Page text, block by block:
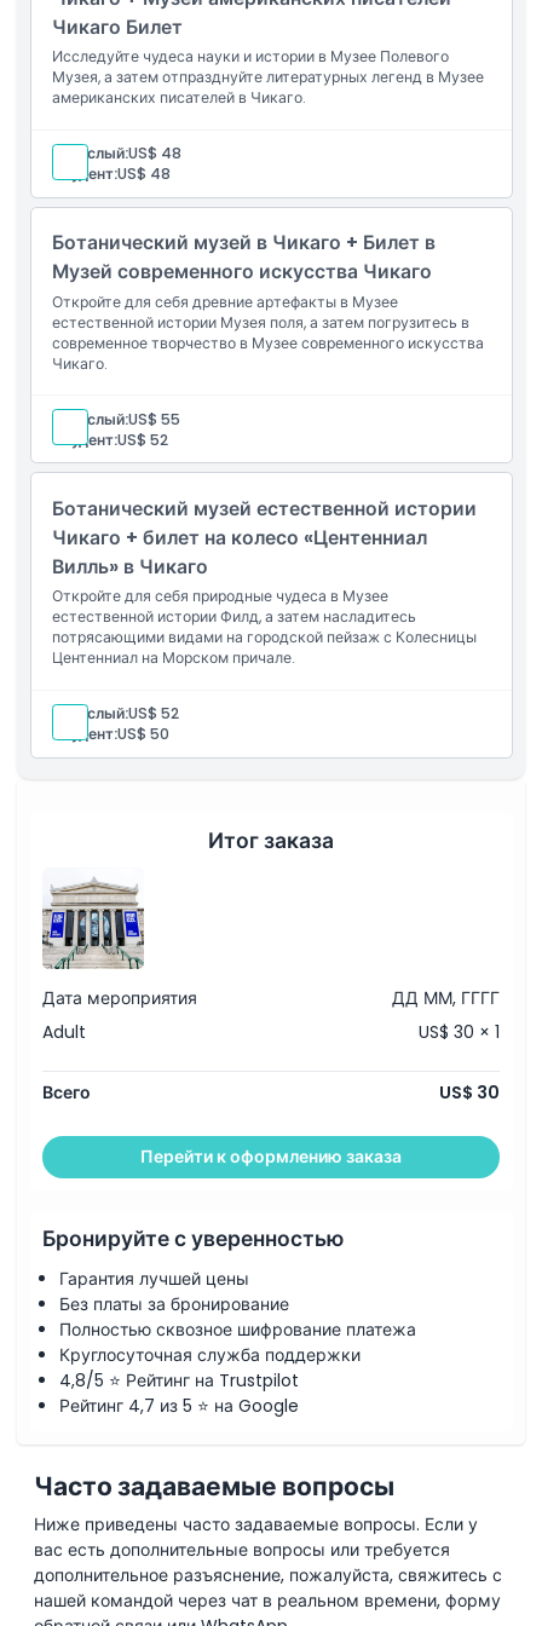
Чикаго Билет
Исследуйте чудеса науки и истории в Музее Полевого
Музея, а затем отпразднуйте литературных легенд в Музее
американских писателей в Чикаго.
Взрослый:US$ 48
Студент:US$ 48
Ботанический музей в Чикаго + Билет в
Музей современного искусства Чикаго
Откройте для себя древние артефакты в Музее
естественной истории Музея поля, а затем погрузитесь в
современное творчество в Музее современного искусства
Чикаго.
Взрослый:US$ 55
Студент:US$ 52
Ботанический музей естественной истории
Чикаго + билет на колесо «Центенниал
Вилль» в Чикаго
Откройте для себя природные чудеса в Музее
естественной истории Филд, а затем насладитесь
потрясающими видами на городской пейзаж с Колесницы
Центенниал на Морском причале.
Взрослый:US$ 52
Студент:US$ 50
Итог заказа
Дата мероприятия
ДД ММ, ГГГГ
Adult
US$ 30 × 1
Всего US$ 30
Перейти к оформлению заказа
Бронируйте с уверенностью
Гарантия лучшей цены
Без платы за бронирование
Полностью сквозное шифрование платежа
Круглосуточная служба поддержки
4,8/5 ⭐ Рейтинг на Trustpilot
Рейтинг 4,7 из 5 ⭐ на Google
Часто задаваемые вопросы
Ниже приведены часто задаваемые вопросы. Если у
вас есть дополнительные вопросы или требуется
дополнительное разъяснение, пожалуйста, свяжитесь с
нашей командой через чат в реальном времени, форму